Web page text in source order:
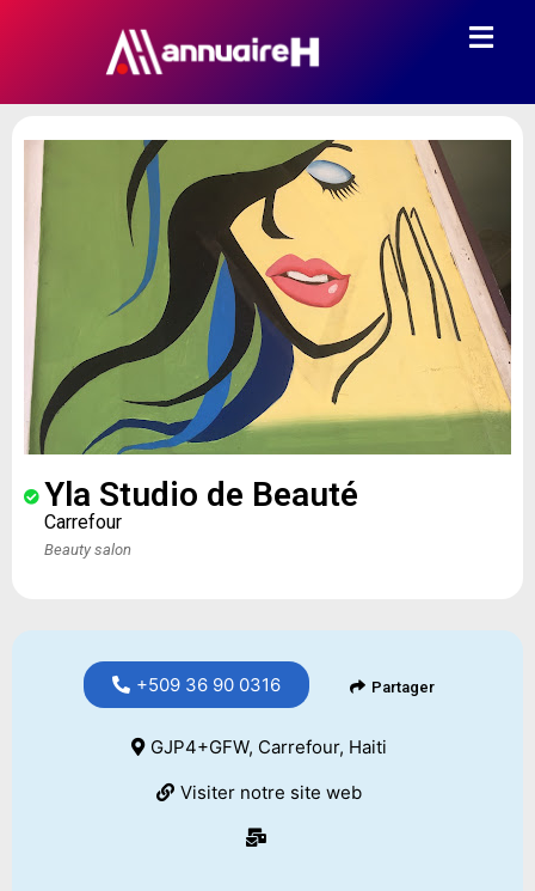
Yla Studio de Beauté
Carrefour
Beauty salon
+509 36 90 0316 Partager
GJP4+GFW, Carrefour, Haiti
Visiter notre site web